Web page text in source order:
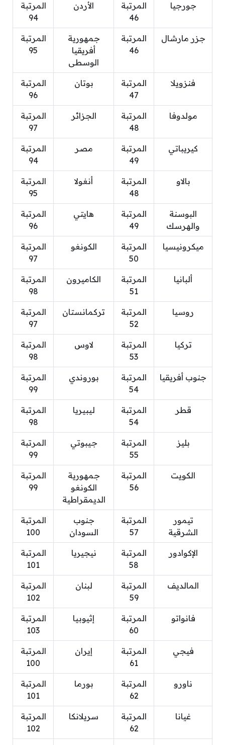
جورجيا
المرتبة
46
الأردن
المرتبة
94
جزر مارشال
المرتبة
46
جمهورية
أفريقيا
الوسطى
المرتبة
95
فنزويلا
المرتبة
47
بوتان
المرتبة
96
مولدوفا
المرتبة
48
الجزائر
المرتبة
97
كيريباتي
المرتبة
49
مصر
المرتبة
94
بالاو
المرتبة
48
أنغولا
المرتبة
95
البوسنة
والهرسك
المرتبة
49
هايتي
المرتبة
96
ميكرونيسيا
المرتبة
50
الكونغو
المرتبة
97
ألبانيا
المرتبة
51
الكاميرون
المرتبة
98
روسيا
المرتبة
52
تركمانستان
المرتبة
97
تركيا
المرتبة
53
لاوس
المرتبة
98
جنوب أفريقيا
المرتبة
54
بوروندي
المرتبة
99
قطر
المرتبة
54
ليبيريا
المرتبة
98
بليز
المرتبة
55
جيبوتي
المرتبة
99
الكويت
المرتبة
56
جمهورية
الكونغو
الديمقراطية
المرتبة
99
تيمور
الشرقية
المرتبة
57
جنوب
السودان
المرتبة
100
الإكوادور
المرتبة
58
نيجيريا
المرتبة
101
المالديف
المرتبة
59
لبنان
المرتبة
102
فانواتو
المرتبة
60
إثيوبيا
المرتبة
103
فيجي
المرتبة
61
إيران
المرتبة
100
ناورو
المرتبة
62
بورما
المرتبة
101
غيانا
المرتبة
62
سريلانكا
المرتبة
102